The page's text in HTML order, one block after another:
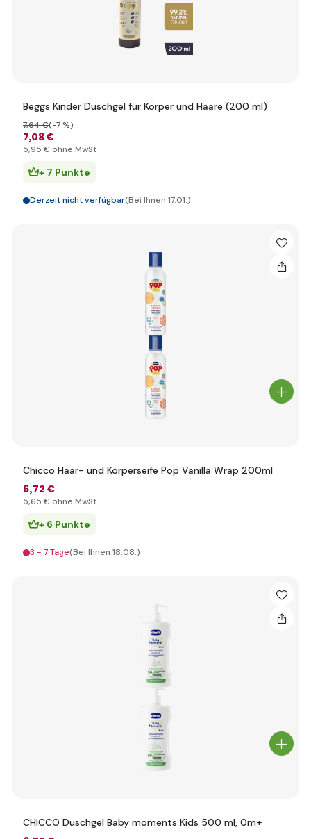
Beggs Kinder Duschgel für Körper und Haare (200 ml)
7,08 €
7,64 €(-7 %)
5,95 € ohne MwSt
+ 7 Punkte
Derzeit nicht verfügbar(Bei Ihnen 17.01.)
Chicco Haar- und Körperseife Pop Vanilla Wrap 200ml
6,72 €
5,65 € ohne MwSt
+ 6 Punkte
3 - 7 Tage(Bei Ihnen 18.08.)
CHICCO Duschgel Baby moments Kids 500 ml, 0m+